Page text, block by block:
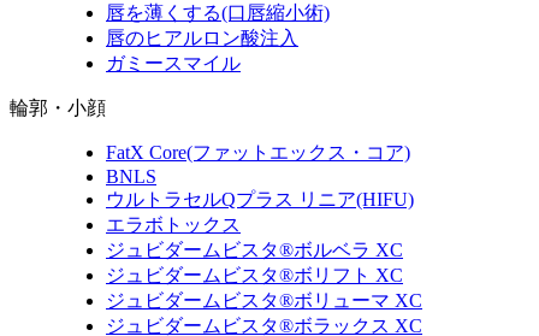
唇を薄くする(口唇縮小術)
唇のヒアルロン酸注入
ガミースマイル
輪郭・小顔
FatX Core(ファットエックス・コア)
BNLS
ウルトラセルQプラス リニア(HIFU)
エラボトックス
ジュビダームビスタ®ボルベラ XC
ジュビダームビスタ®ボリフト XC
ジュビダームビスタ®ボリューマ XC
ジュビダームビスタ®ボラックス XC